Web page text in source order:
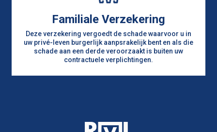
Familiale Verzekering
Deze verzekering vergoedt de schade waarvoor u in
uw privé-leven burgerlijk aanpsrakelijk bent en als die
schade aan een derde veroorzaakt is buiten uw
contractuele verplichtingen.